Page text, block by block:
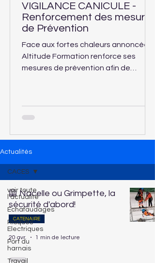
VIGILANCE CANICULE -
Renforcement des mesures
de Prévention
Face aux fortes chaleurs annoncées,
Altitude Formation renforce ses
mesures de prévention afin de
Actualités
voir toute
l'actualité
Echafaudages
Risques
Electriques
Port du
harnais
Travail
CACES
🦺 Nacelle ou Grimpette, la
sécurité d'abord!
CATENAIRE
20 avr. 1 min de lecture